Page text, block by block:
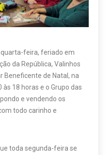
feira, feriado em
da República, Valinhos
Beneficente de Natal, na
18 horas e o Grupo das
e vendendo os
todo carinho e
toda segunda-feira se